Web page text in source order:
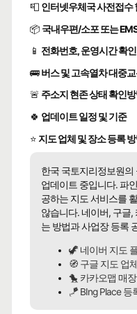
📮 인터넷우체국 사전접수
📦 국내우편/소포 또는
📱 전화번호, 운영시간 확인
🚌버스 및 고속열차 대중
🚨 주소지 현존 상태 확인방
🍀 업데이트 일정 및 기준
⭐ 지도 업체 및 장소 등록
한국 국토지리정보원
업데이트 중입니다. 파
공하는 지도 서비스를
않습니다. 네이버, 구글
는 방법과 사업장 등록
🦖 네이버 지도
🧭 구글 지도 업
🐤 카카오맵 매
🪁 BIng Place 등